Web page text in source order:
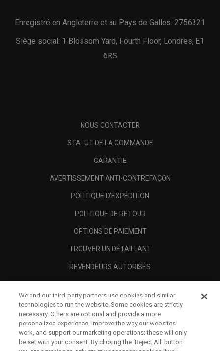
Enregistré en Angleterre et au Pays de Galles: 2756321
Siège social: 1 Blossom Yard, Fourth Floor, Londres, E1
6RS
NOUS CONTACTER
STATUT DE LA COMMANDE
GARANTIE
AVERTISSEMENT ANTI-CONTREFAÇON
POLITIQUE D'EXPÉDITION
POLITIQUE DE RETOUR
OPTIONS DE PAIEMENT
TROUVER UN DÉTAILLANT
REVENDEURS AUTORISÉS
A PROPOS
MENTIONS LÉGALES
We and our third-party partners use cookies and similar
technologies to run the website. Some cookies are strictly
necessary. Others are optional and provide a more
personalized experience, improve the way our websites
work, and support our marketing operations; these will only
be set with your consent. By clicking the ‘Reject All' button